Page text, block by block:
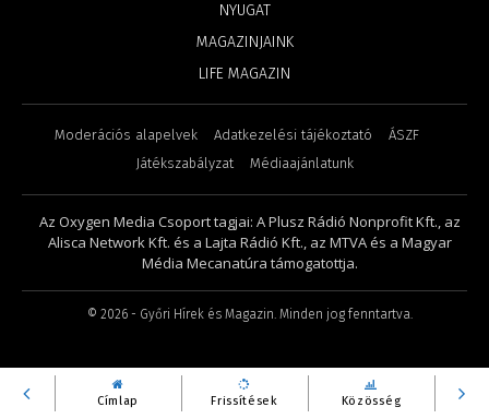
Címlap Frissítések Közösség
NYUGAT
MAGAZINJAINK
LIFE MAGAZIN
Moderációs alapelvek Adatkezelési tájékoztató
ÁSZF
Játékszabályzat
Médiaajánlatunk
Az Oxygen Media Csoport tagjai: A Plusz Rádió Nonprofit Kft., az
Alisca Network Kft. és a Lajta Rádió Kft., az MTVA és a Magyar
Média Mecanatúra támogatottja.
© 2026 - Győri Hírek és Magazin. Minden jog fenntartva.